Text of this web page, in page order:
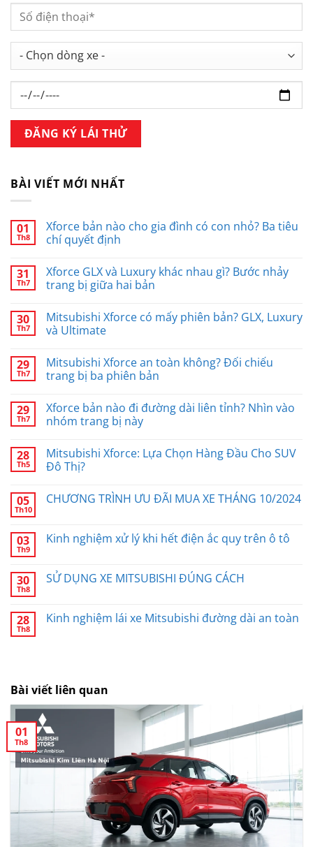
BÀI VIẾT MỚI NHẤT
01
Th8
Xforce bản nào cho gia đình có con nhỏ? Ba tiêu
chí quyết định
31
Th7
Xforce GLX và Luxury khác nhau gì? Bước nhảy
trang bị giữa hai bản
30
Th7
Mitsubishi Xforce có mấy phiên bản? GLX, Luxury
và Ultimate
29
Th7
Mitsubishi Xforce an toàn không? Đối chiếu
trang bị ba phiên bản
29
Th7
Xforce bản nào đi đường dài liên tỉnh? Nhìn vào
nhóm trang bị này
28
Th5
Mitsubishi Xforce: Lựa Chọn Hàng Đầu Cho SUV
Đô Thị?
05
Th10
CHƯƠNG TRÌNH ƯU ĐÃI MUA XE THÁNG 10/2024
03
Th9
Kinh nghiệm xử lý khi hết điện ắc quy trên ô tô
30
Th8
SỬ DỤNG XE MITSUBISHI ĐÚNG CÁCH
28
Th8
Kinh nghiệm lái xe Mitsubishi đường dài an toàn
Bài viết liên quan
01
Th8